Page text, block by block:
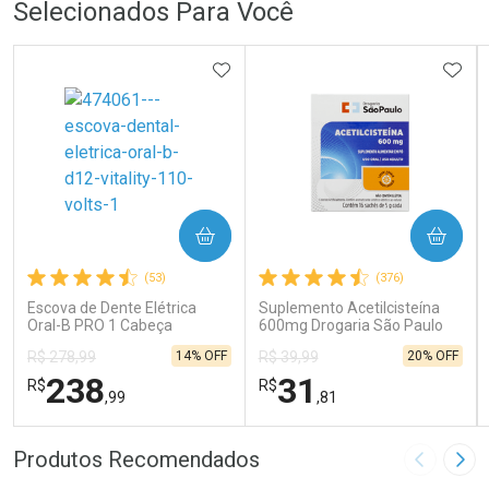
Selecionados Para Você
(53)
Escova de Dente Elétrica
Oral-B PRO 1 Cabeça
Redonda Recarregável 1
Unidade
R$ 278,99
R$238,99
14% OFF
ADICIONAR AOS FAVORITOS
COMPRAR
FECHAR
FECHAR
(376)
Suplemento Acetilcisteína
600mg Drogaria São Paulo
R$ 39,99
R$31 ,81
20% OFF
COMPRAR
Produtos Recomendados Imagem